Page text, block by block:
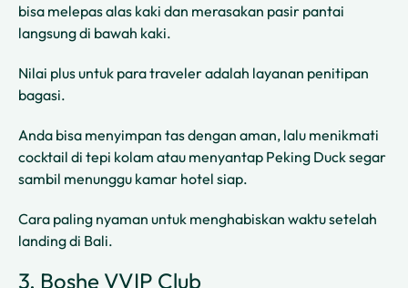
bisa melepas alas kaki dan merasakan pasir pantai
langsung di bawah kaki.
Nilai plus untuk para traveler adalah layanan penitipan
bagasi.
Anda bisa menyimpan tas dengan aman, lalu menikmati
cocktail di tepi kolam atau menyantap Peking Duck segar
sambil menunggu kamar hotel siap.
Cara paling nyaman untuk menghabiskan waktu setelah
landing di Bali.
3. Boshe VVIP Club